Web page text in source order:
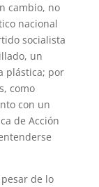
cambio, no
nacional
socialista
un
plástica; por
como
con un
de Acción
de lo